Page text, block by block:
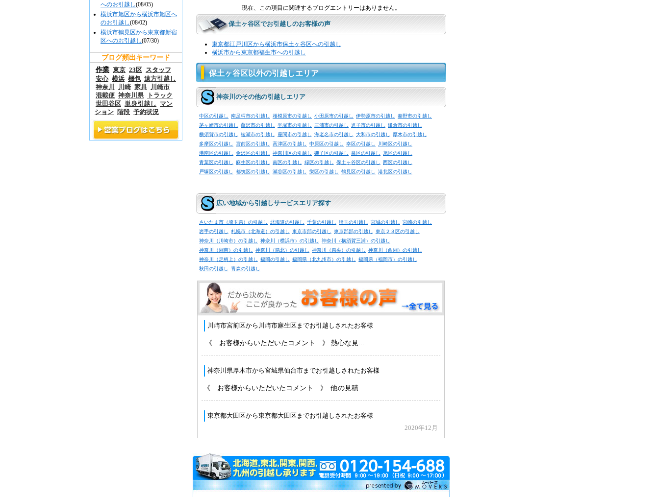
現在、この項目に関連するブログエントリーはありません。
保土ヶ谷区でお引越しのお客様の声
東京都江戸川区から横浜市保土ヶ谷区への引越し
横浜市から東京都福生市への引越し
保土ヶ谷区以外の引越しエリア
神奈川のその他の引越しエリア
中区の引越し 南足柄市の引越し 相模原市の引越し 小田原市の引越し 伊勢原市の引越し
秦野市の引越し
茅ヶ崎市の引越し
藤沢市の引越し 平塚市の引越し 三浦市の引越し 逗子市の引越し
鎌倉市の引越し
横須賀市の引越し
綾瀬市の引越し 座間市の引越し 海老名市の引越し 大和市の引越し
厚木市の引越し
多摩区の引越し
宮前区の引越し 高津区の引越し 中原区の引越し 幸区の引越し
川崎区の引越し
港南区の引越し
金沢区の引越し 神奈川区の引越し 磯子区の引越し 泉区の引越し
旭区の引越し
青葉区の引越し
麻生区の引越し 南区の引越し 緑区の引越し 保土ヶ谷区の引越し
西区の引越し
戸塚区の引越し
都筑区の引越し 瀬谷区の引越し 栄区の引越し 鶴見区の引越し 港北区の引越し
広い地域から引越しサービスエリア探す
さいたま市（埼玉県）の引越し 北海道の引越し 千葉の引越し 埼玉の引越し 宮城の引越し
宮崎の引越し
岩手の引越し
札幌市（北海道）の引越し 東京市部の引越し 東京郡部の引越し
東京２３区の引越し
神奈川（川崎市）の引越し
神奈川（横浜市）の引越し
神奈川（横須賀三浦）の引越し
神奈川（湘南）の引越し
神奈川（県北）の引越し 神奈川（県央）の引越し
神奈川（西湘）の引越し
神奈川（足柄上）の引越し
福岡の引越し 福岡県（北九州市）の引越し
福岡県（福岡市）の引越し
秋田の引越し
青森の引越し
へのお引越し(08/05)
横浜市旭区から横浜市旭区へ
のお引越し(08/02)
横浜市鶴見区から東京都新宿
区へのお引越し(07/30)
ブログ頻出キーワード
作業 東京 23区 スタッフ
安心 横浜 梱包 遠方引越し
神奈川
川崎 家具 川崎市
混載便 神奈川県
トラック
世田谷区 単身引越し
マン
ション
階段 予約状況